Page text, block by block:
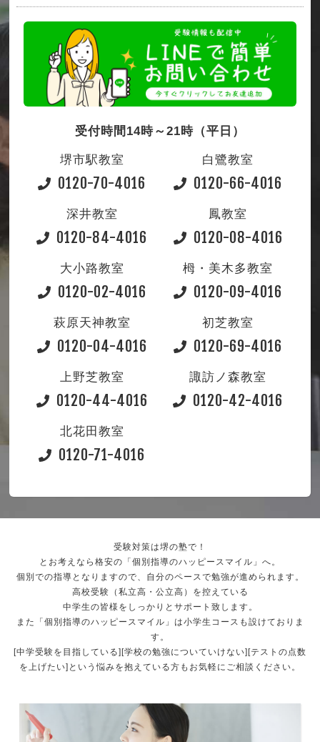
受付時間14時～21時（平日）
堺市駅教室
0120-70-4016
白鷺教室
0120-66-4016
深井教室
0120-84-4016
鳳教室
0120-08-4016
大小路教室
0120-02-4016
栂・美木多教室
0120-09-4016
萩原天神教室
0120-04-4016
初芝教室
0120-69-4016
上野芝教室
0120-44-4016
諏訪ノ森教室
0120-42-4016
北花田教室
0120-71-4016
受験対策は堺の塾で！
とお考えなら格安の「個別指導のハッピースマイル」へ。
個別での指導となりますので、自分のペースで勉強が進められます。
高校受験（私立高・公立高）を控えている
中学生の皆様をしっかりとサポート致します。
また「個別指導のハッピースマイル」は小学生コースも設けておりま
す。
[中学受験を目指している][学校の勉強についていけない][テストの点数
を上げたい]という悩みを抱えている方もお気軽にご相談ください。